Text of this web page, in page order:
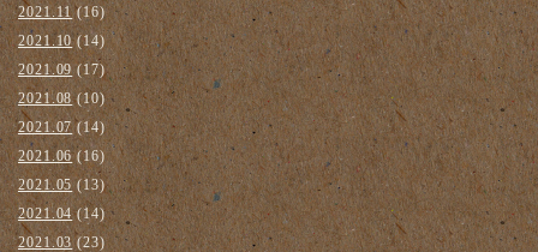
2021.11(16)
2021.10(14)
2021.09(17)
2021.08(10)
2021.07 (14)
2021.06(16)
2021.05 (13)
2021.04(14)
2021.03(23)